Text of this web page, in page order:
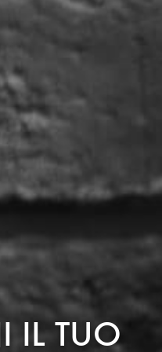
IL TUO
PIÙ